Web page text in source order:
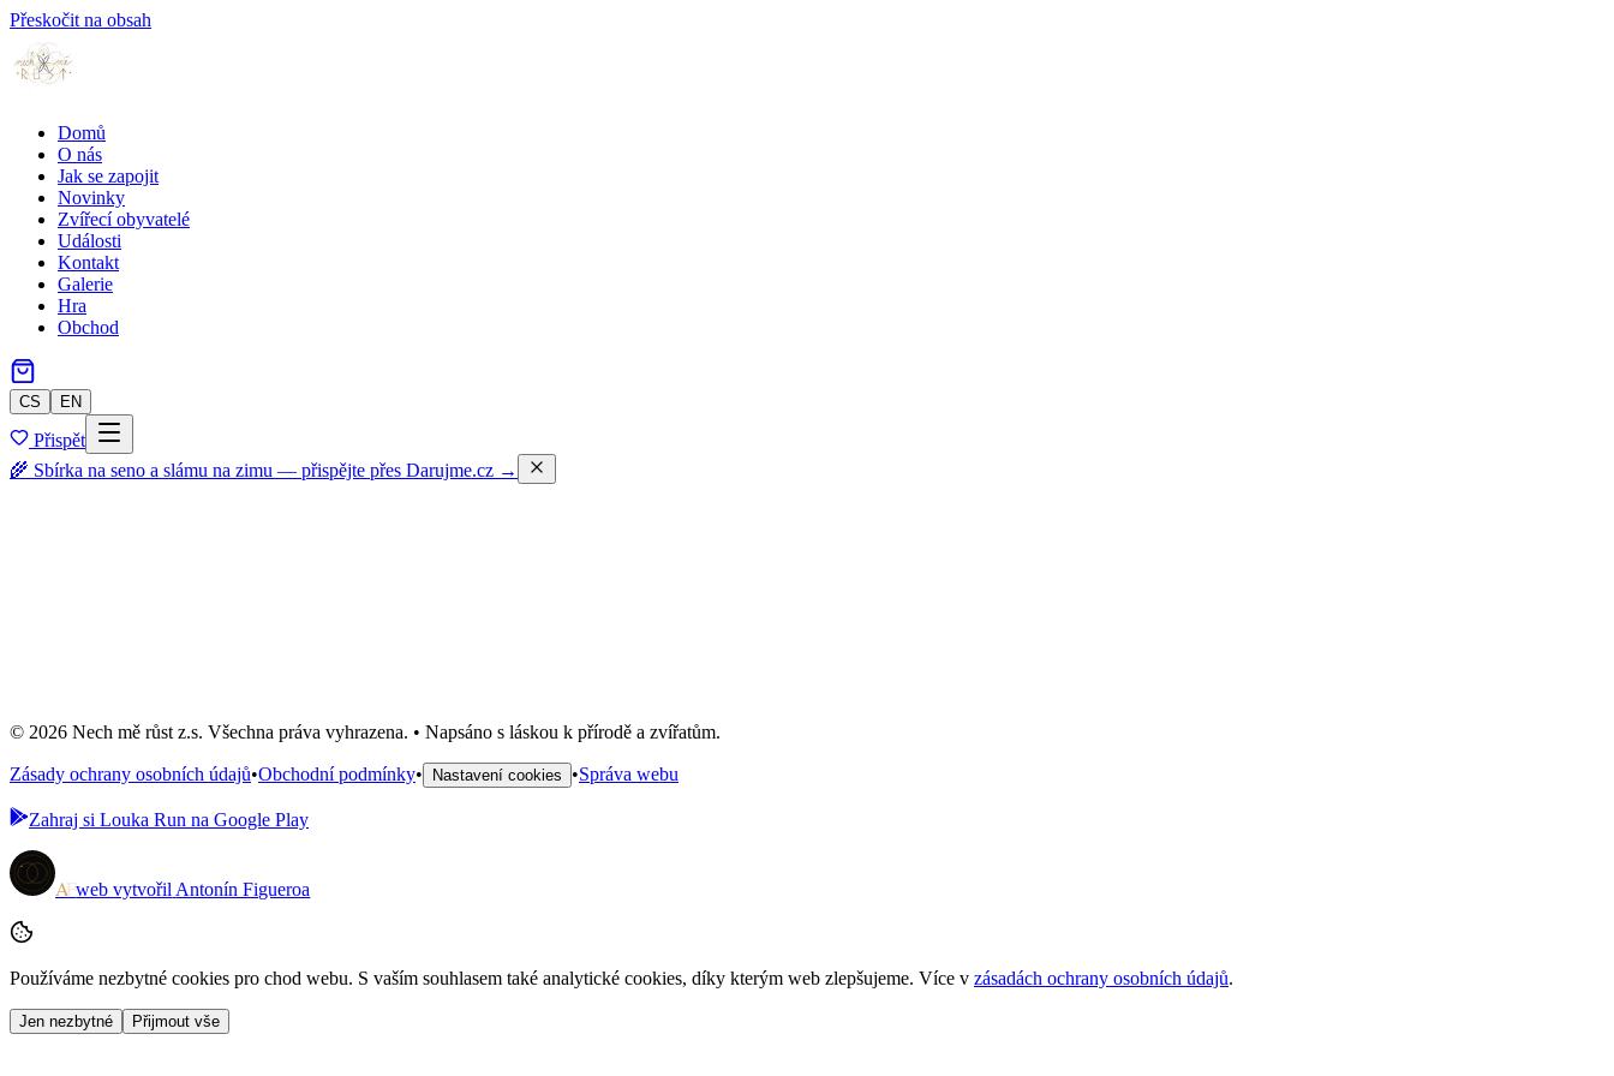
Přeskočit na obsah
Domů
O nás
Jak se zapojit
Novinky
Zvířecí obyvatelé
Události
Kontakt
Galerie
Hra
Obchod
CS EN
Přispět
🌾 Sbírka na seno a slámu na zimu — přispějte přes Darujme.cz →
© 2026 Nech mě růst z.s. Všechna práva vyhrazena. • Napsáno s láskou k přírodě a zvířatům.
Zásady ochrany osobních údajů•Obchodní podmínky• Nastavení cookies •Správa webu
Zahraj si Louka Run na Google Play
AFweb vytvořil Antonín Figueroa
Používáme nezbytné cookies pro chod webu. S vaším souhlasem také analytické cookies, díky kterým web zlepšujeme. Více v zásadách ochrany osobních údajů.
Jen nezbytné Přijmout vše